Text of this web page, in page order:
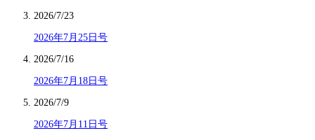
2026/7/23
2026年7月25日号
2026/7/16
2026年7月18日号
2026/7/9
2026年7月11日号